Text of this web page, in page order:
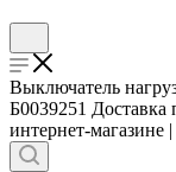
Выключатель
Б0039251
интернет-магазине